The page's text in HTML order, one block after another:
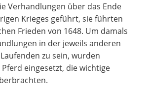
Verhandlungen über das Ende
Krieges geführt, sie führten
Frieden von 1648. Um damals
in der jeweils anderen
zu sein, wurden
eingesetzt, die wichtige